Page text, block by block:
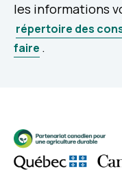
les informations
répertoire des
faire .